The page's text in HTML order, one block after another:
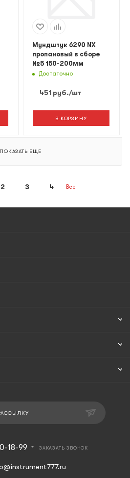
Мундштук 6290 NX
пропановый в сборе
№5 150-200мм
Достаточно
451 руб./шт
В КОРЗИНУ
ПОКАЗАТЬ ЕЩЕ
2 3 4 Все
18-99 ЗАКАЗАТЬ ЗВОНОК